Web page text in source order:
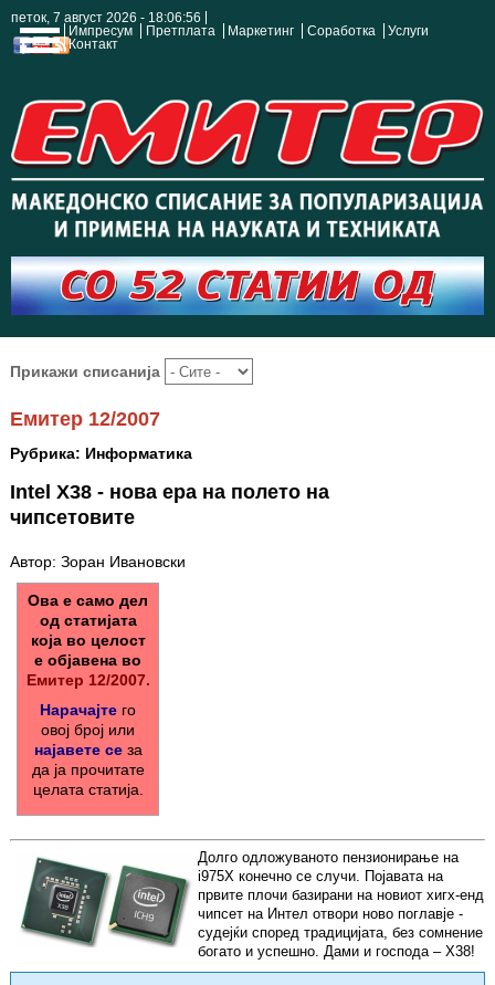
петок, 7 август 2026 - 18:06:57
Импресум
Претплата Маркетинг Соработка
Услуги
Контакт
Прикажи списанија
Емитер 12/2007
Рубрика: Информатика
Intel X38 - нова ера на полето на
чипсетовите
Автор: Зоран Ивановски
Ова е само дел
од статијата
која во целост
е објавена во
Емитер 12/2007.
Нарачајте го
овој број или
најавете сеза
да ја прочитате
целата статија.
Долго одложуваното пензионирање на
i975X конечно се случи. Појавата на
првите плочи базирани на новиот хигх-енд
чипсет на Интел отвори ново поглавје -
судејќи според традицијата, без сомнение
богато и успешно. Дами и господа – X38!